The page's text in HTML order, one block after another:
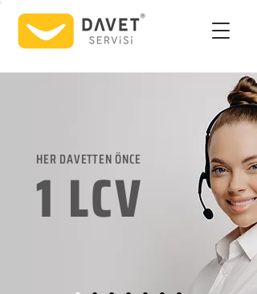
HER DAVETTEN ÖNCE
1 LCV